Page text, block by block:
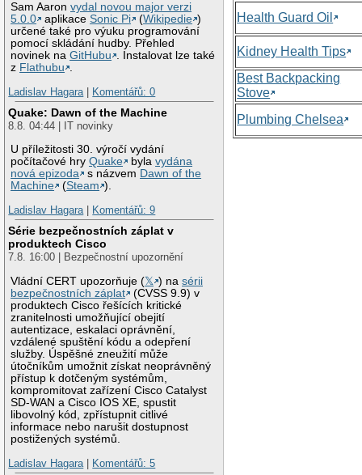
Sam Aaronvydal novou major verzi
5.0.0
aplikaceSonic Pi (Wikipedie )
určené také pro výuku programování
pomocí skládání hudby. Přehled
novinek naGitHubu . Instalovat lze také
z Flathubu .
Ladislav Hagara
Komentářů: 0
Quake: Dawn of the Machine
8.8. 04:44 | IT novinky
U příležitosti 30. výročí vydání
počítačové hryQuake bylavydána
nová epizoda
s názvem Dawn of the
Machine
(Steam ).
Ladislav Hagara
Komentářů: 9
Série bezpečnostních záplat v
produktech Cisco
7.8. 16:00 | Bezpečnostní upozornění
Vládní CERT upozorňuje (𝕏 ) nasérii
bezpečnostních záplat
(CVSS 9.9) v
produktech Cisco řešících kritické
zranitelnosti umožňující obejití
autentizace, eskalaci oprávnění,
vzdálené spuštění kódu a odepření
služby. Úspěšné zneužití může
útočníkům umožnit získat neoprávněný
přístup k dotčeným systémům,
kompromitovat zařízení Cisco Catalyst
SD-WAN a Cisco IOS XE, spustit
libovolný kód, zpřístupnit citlivé
informace nebo narušit dostupnost
postižených systémů.
Ladislav Hagara
Komentářů: 5
Health Guard Oil
Kidney Health Tips
Best Backpacking
Stove
Plumbing Chelsea